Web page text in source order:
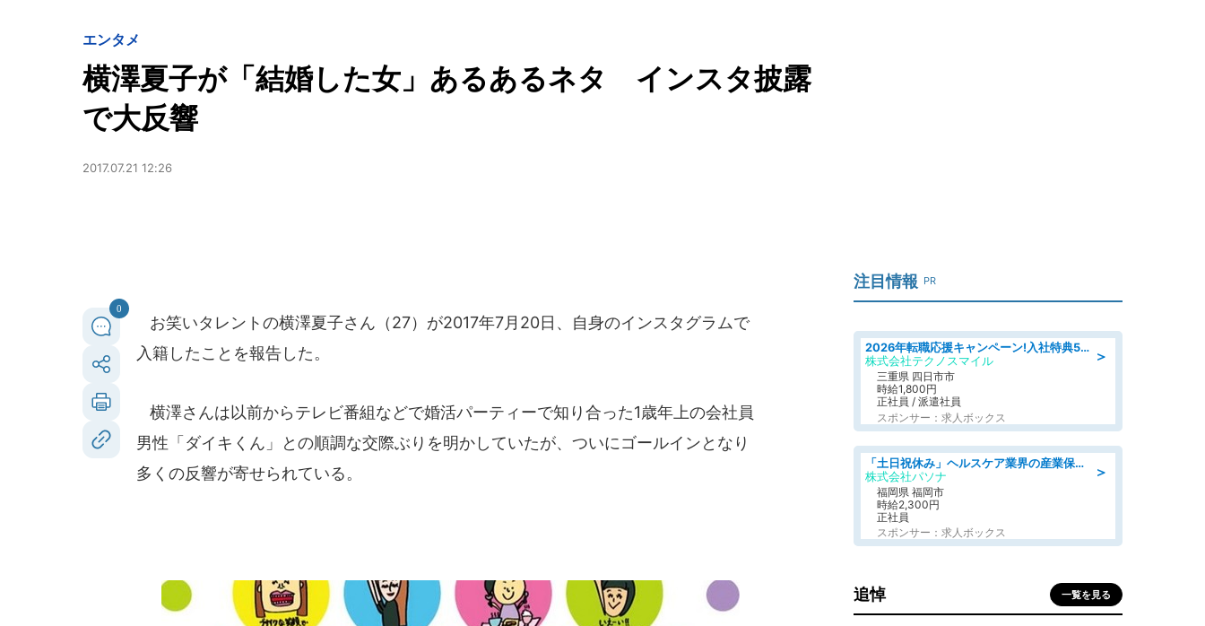
エンタメ
横澤夏子が「結婚した女」あるあるネタ インスタ披露
で大反響
2017.07.21 12:26
0
お笑いタレントの横澤夏子さん（27）が2017年7月20日、自身のインスタグラムで
入籍したことを報告した。
横澤さんは以前からテレビ番組などで婚活パーティーで知り合った1歳年上の会社員
男性「ダイキくん」との順調な交際ぶりを明かしていたが、ついにゴールインとなり
多くの反響が寄せられている。
注目情報 PR
＞
2026年転職応援キャンペーン!入社特典58万円/デンソーで働こう!自動車工場で小型部品の検査業務 denso aichi
株式会社テクノスマイル
三重県 四日市市
時給1,800円
正社員 / 派遣社員
スポンサー：求人ボックス
＞
「土日祝休み」ヘルスケア業界の産業保健師/高時給/未経験OK/要資格:保健師、正看護師
株式会社パソナ
福岡県 福岡市
時給2,300円
正社員
スポンサー：求人ボックス
追悼 一覧を見る